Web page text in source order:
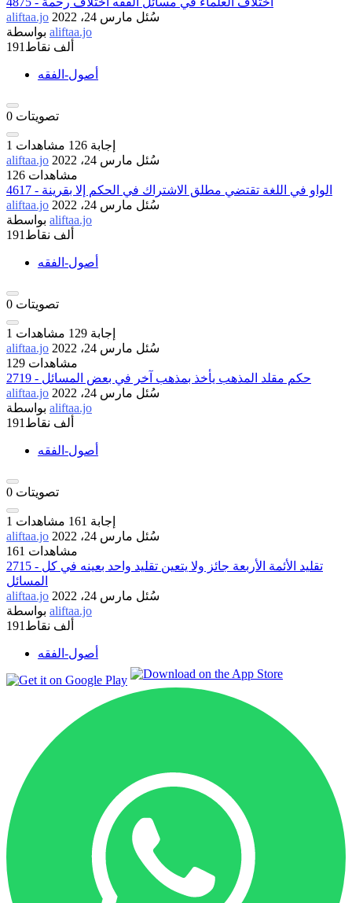
aliftaa.jo
سُئل مارس 24، 2022
aliftaa.jo
191ألف نقاط
أصول-الفقه
0 تصويتات
1 إجابة 126 مشاهدات
aliftaa.jo
سُئل مارس 24، 2022
126 مشاهدات
4617 - الواو في اللغة تقتضي مطلق الاشتراك في الحكم إلا بقرينة
aliftaa.jo
سُئل مارس 24، 2022
aliftaa.jo
191ألف نقاط
أصول-الفقه
0 تصويتات
1 إجابة 129 مشاهدات
aliftaa.jo
سُئل مارس 24، 2022
129 مشاهدات
2719 - حكم مقلد المذهب يأخذ بمذهب آخر في بعض المسائل
aliftaa.jo
سُئل مارس 24، 2022
aliftaa.jo
191ألف نقاط
أصول-الفقه
0 تصويتات
1 إجابة 161 مشاهدات
aliftaa.jo
سُئل مارس 24، 2022
161 مشاهدات
2715 - تقليد الأئمة الأربعة جائز ولا يتعين تقليد واحد بعينه في كل
المسائل
aliftaa.jo
سُئل مارس 24، 2022
aliftaa.jo
191ألف نقاط
أصول-الفقه